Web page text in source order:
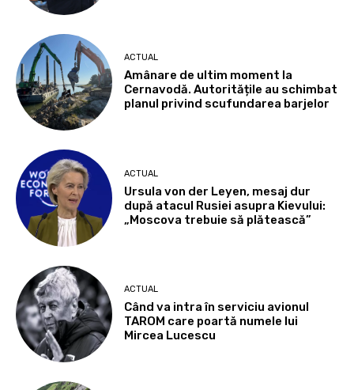
ACTUAL
Amânare de ultim moment la
Cernavodă. Autoritățile au schimbat
planul privind scufundarea barjelor
ACTUAL
Ursula von der Leyen, mesaj dur
după atacul Rusiei asupra Kievului:
„Moscova trebuie să plătească”
ACTUAL
Când va intra în serviciu avionul
TAROM care poartă numele lui
Mircea Lucescu